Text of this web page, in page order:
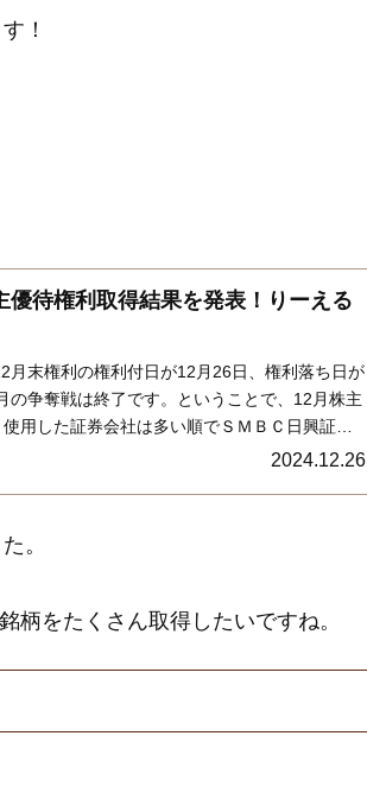
！
優待権利取得結果を発表！りーえる
月末権利の権利付日が12月26日、権利落ち日が
の争奪戦は終了です。ということで、12月株主
用した証券会社は多い順でＳＭＢＣ日興証
、ＳＢＩ証券でした。結果はこちら…2024.12.26
。
柄をたくさん取得したいですね。